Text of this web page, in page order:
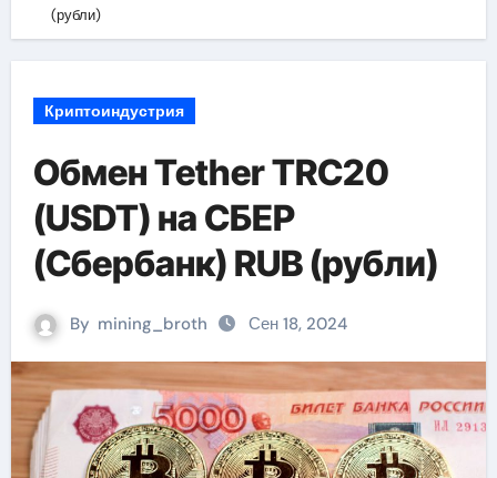
(рубли)
Криптоиндустрия
Обмен Tether TRC20
(USDT) на СБЕР
(Сбербанк) RUB (рубли)
By mining_broth Сен 18, 2024